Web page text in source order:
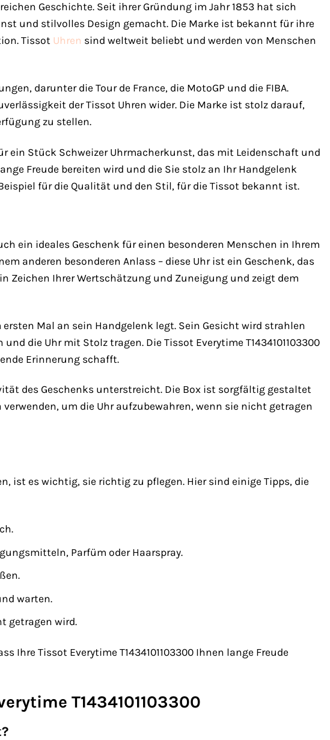
Geschichte. Seit ihrer Gründung im Jahr 1853 hat sich
und stilvolles Design gemacht. Die Marke ist bekannt für ihre
Tissot Uhren sind weltweit beliebt und werden von Menschen
darunter die Tour de France, die MotoGP und die FIBA.
der Tissot Uhren wider. Die Marke ist stolz darauf,
zu stellen.
ein Stück Schweizer Uhrmacherkunst, das mit Leidenschaft und
Freude bereiten wird und die Sie stolz an Ihr Handgelenk
für die Qualität und den Stil, für die Tissot bekannt ist.
ein ideales Geschenk für einen besonderen Menschen in Ihrem
anderen besonderen Anlass – diese Uhr ist ein Geschenk, das
Zeichen Ihrer Wertschätzung und Zuneigung und zeigt dem
Mal an sein Handgelenk legt. Sein Gesicht wird strahlen
die Uhr mit Stolz tragen. Die Tissot Everytime T1434101103300
Erinnerung schafft.
des Geschenks unterstreicht. Die Box ist sorgfältig gestaltet
um die Uhr aufzubewahren, wenn sie nicht getragen
ist es wichtig, sie richtig zu pflegen. Hier sind einige Tipps, die
Parfüm oder Haarspray.
warten.
getragen wird.
Ihre Tissot Everytime T1434101103300 Ihnen lange Freude
T1434101103300